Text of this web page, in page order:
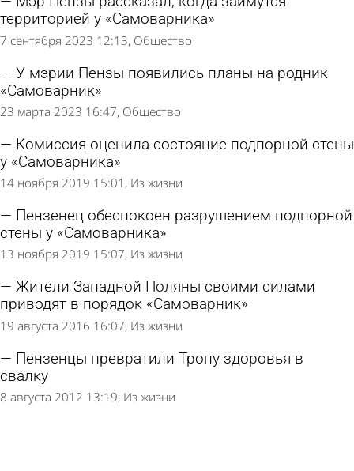
территорией у «Самоварника»
7 сентября 2023 12:13 Общество
У мэрии Пензы появились планы на родник
«Самоварник»
23 марта 2023 16:47 Общество
Комиссия оценила состояние подпорной стены
у «Самоварника»
14 ноября 2019 15:01 Из жизни
Пензенец обеспокоен разрушением подпорной
стены у «Самоварника»
13 ноября 2019 15:07 Из жизни
Жители Западной Поляны своими силами
приводят в порядок «Самоварник»
19 августа 2016 16:07 Из жизни
Пензенцы превратили Тропу здоровья в
свалку
8 августа 2012 13:19 Из жизни